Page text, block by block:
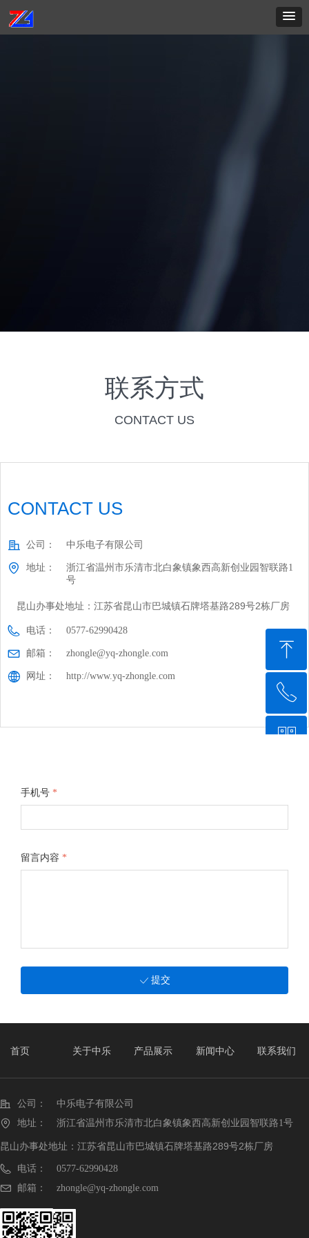
联系方式
CONTACT US
CONTACT US
公司： 中乐电子有限公司
地址：
浙江省温州市乐清市北白象镇象西高新创业园智联路1
号
电话： 0577-62990428
邮箱： zhongle@yq-zhongle.com
网址： http://www.yq-zhongle.com
昆山办事处地址：江苏省昆山市巴城镇石牌塔基路289号2栋厂房
手机号 *
留言内容 *
ꀘ 提交
公司：
中乐电子有限公司
地址：
浙江省温州市乐清市北白象镇象西高新创业园智联路1号
首页 关于中乐 产品展示 新闻中心 联系我们
昆山办事处地址：江苏省昆山市巴城镇石牌塔基路289号2栋厂房
电话：
0577-62990428
邮箱：
zhongle@yq-zhongle.com
ꁸ
回到顶部
ꂅ
0577-62990428
ꀥ